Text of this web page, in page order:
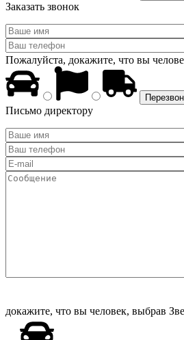
Заказать звонок
Пожалуйста, докажите, что вы
Письмо директору
докажите, что вы человек, выбрав